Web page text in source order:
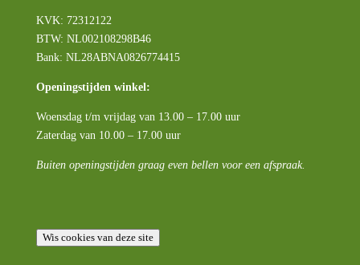
KVK: 72312122
BTW: NL002108298B46
Bank: NL28ABNA0826774415
Openingstijden winkel:
Woensdag t/m vrijdag van 13.00 – 17.00 uur
Zaterdag van 10.00 – 17.00 uur
Buiten openingstijden graag even bellen voor een afspraak.
Wis cookies van deze site